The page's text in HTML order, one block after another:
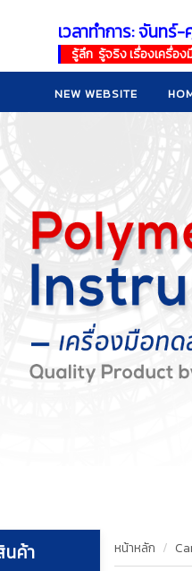
เวลาทำการ: จันทร์
รู้ลึก รู้จริง เรื่องเครื่อ
NEW WEBSITE
ค้า หน้าหลัก